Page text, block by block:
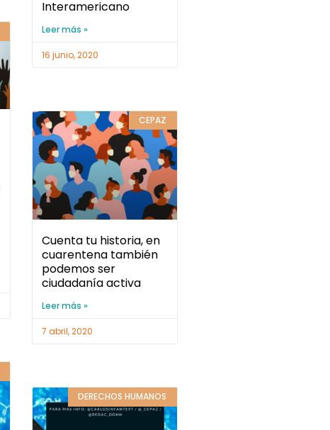
Interamericano
Leer más »
16 junio, 2020
CEPAZ
Cuenta tu historia, en
cuarentena también
podemos ser
ciudadanía activa
Leer más »
7 abril, 2020
DERECHOS HUMANOS